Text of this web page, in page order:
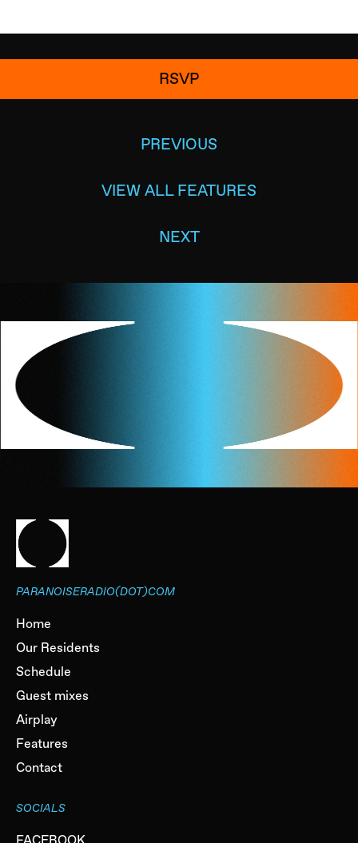
RSVP
PREVIOUS
VIEW ALL FEATURES
NEXT
PARANOISERADIO(DOT)COM
Home
Our Residents
Schedule
Guest mixes
Airplay
Features
Contact
SOCIALS